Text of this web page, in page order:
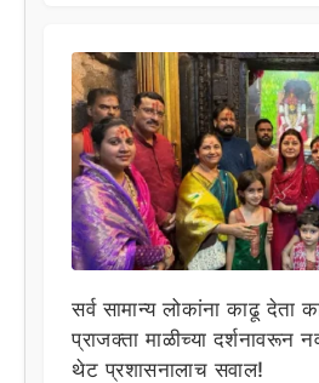
सर्व सामान्य लोकांना काढू देता
प्राजक्ता माळीच्या दर्शनावरून
थेट प्रशासनालाच सवाल!